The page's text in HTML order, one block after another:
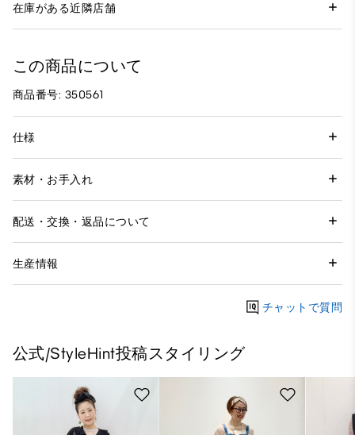
在庫がある近隣店舗
この商品について
商品番号: 350561
仕様
素材・お手入れ
配送・交換・返品について
生産情報
チャットで質問
公式/StyleHint投稿スタイリング